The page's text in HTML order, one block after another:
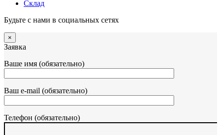
Склад
Будьте с нами в социальных сетях
×
Заявка
Ваше имя (обязательно)
Ваш e-mail (обязательно)
Телефон (обязательно)